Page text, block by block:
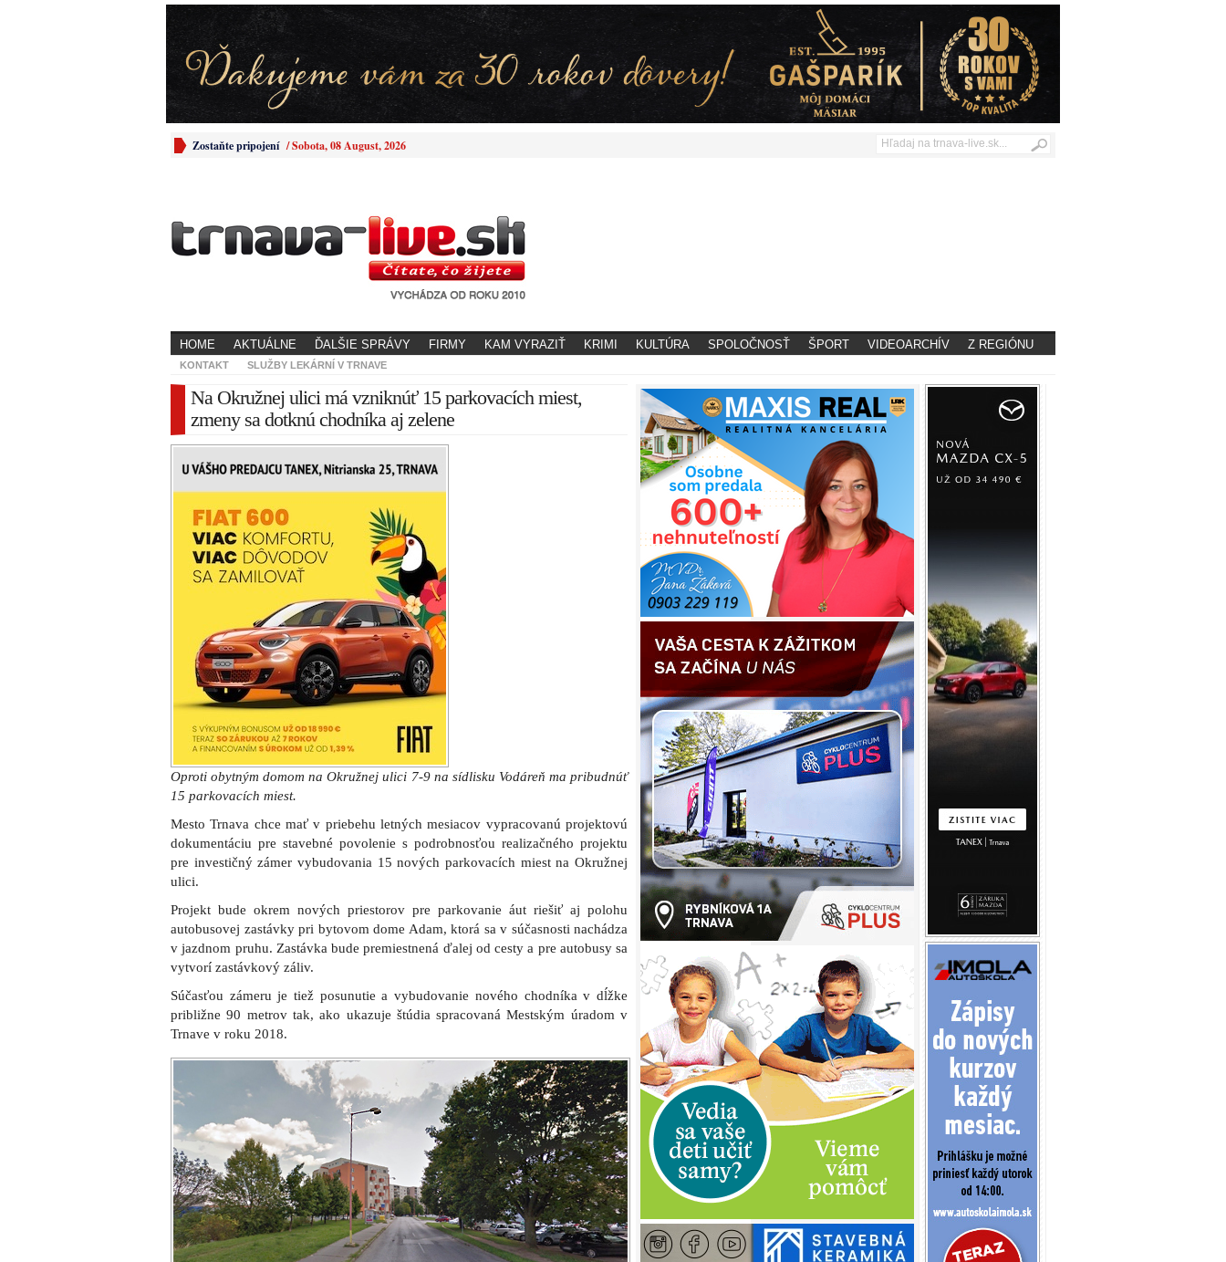
Zostaňte pripojení /Sobota, 08 August, 2026
HOME AKTUÁLNE ĎALŠIE SPRÁVY FIRMY KAM VYRAZIŤ KRIMI KULTÚRA SPOLOČNOSŤ ŠPORT VIDEOARCHÍV Z REGIÓNU
KONTAKT SLUŽBY LEKÁRNÍ V TRNAVE
Na Okružnej ulici má vzniknúť 15 parkovacích miest,
zmeny sa dotknú chodníka aj zelene
Oproti obytným domom na Okružnej ulici 7-9 na sídlisku Vodáreň ma pribudnúť
15 parkovacích miest.
Mesto Trnava chce mať v priebehu letných mesiacov vypracovanú projektovú
dokumentáciu pre stavebné povolenie s podrobnosťou realizačného projektu
pre investičný zámer vybudovania 15 nových parkovacích miest na Okružnej
ulici.
Projekt bude okrem nových priestorov pre parkovanie áut riešiť aj polohu
autobusovej zastávky pri bytovom dome Adam, ktorá sa v súčasnosti nachádza
v jazdnom pruhu. Zastávka bude premiestnená ďalej od cesty a pre autobusy sa
vytvorí zastávkový záliv.
Súčasťou zámeru je tiež posunutie a vybudovanie nového chodníka v dĺžke
približne 90 metrov tak, ako ukazuje štúdia spracovaná Mestským úradom v
Nové parkovacie miesta majú vzniknúť z tohto pohľadu na ľavej strane v
zelenom páse
Reprofoto: Google Street View